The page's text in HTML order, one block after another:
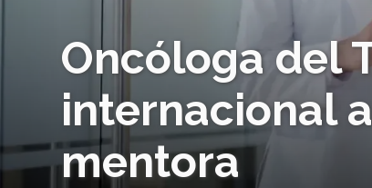
Oncóloga del
internacional
mentora